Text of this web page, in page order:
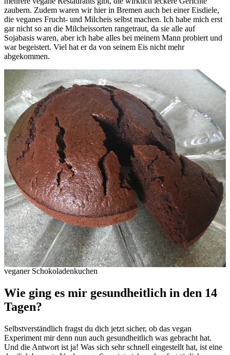
zaubern. Zudem waren wir hier in Bremen auch bei einer Eisdiele,
die veganes Frucht- und Milcheis selbst machen. Ich habe mich erst
gar nicht so an die Milcheissorten rangetraut, da sie alle auf
Sojabasis waren, aber ich habe alles bei meinem Mann probiert und
war begeistert. Viel hat er da von seinem Eis nicht mehr
abgekommen.
veganer Schokoladenkuchen
Wie ging es mir gesundheitlich in den 14
Tagen?
Selbstverständlich fragst du dich jetzt sicher, ob das vegan
Experiment mir denn nun auch gesundheitlich was gebracht hat.
Und die Antwort ist ja! Was sich sehr schnell eingestellt hat, ist eine